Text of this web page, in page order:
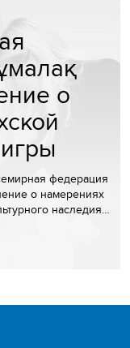
о
федерация
о намерениях
наследия…